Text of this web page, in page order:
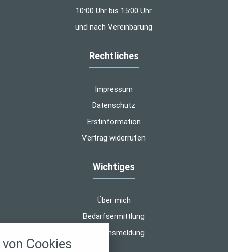
10:00 Uhr bis 15:00 Uhr
und nach Vereinbarung
Rechtliches
Impressum
Datenschutz
Erstinformation
Vertrag widerrufen
Wichtiges
Über mich
Bedarfsermittlung
Schadensmeldung
Cookies
alle verwendeten Cookies und